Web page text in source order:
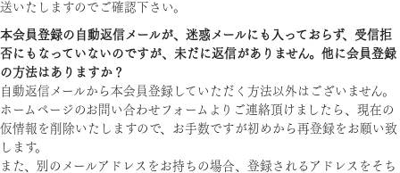
送いたしますのでご確認下さい。
本会員登録の自動返信メールが、迷惑メールにも入っておらず、受信拒
否にもなっていないのですが、未だに返信がありません。他に会員登録
の方法はありますか？
自動返信メールから本会員登録していただく方法以外はございません。
ホームページのお問い合わせフォームよりご連絡頂けましたら、現在の
仮情報を削除いたしますので、お手数ですが初めから再登録をお願い致
します。
また、別のメールアドレスをお持ちの場合、登録されるアドレスをそち